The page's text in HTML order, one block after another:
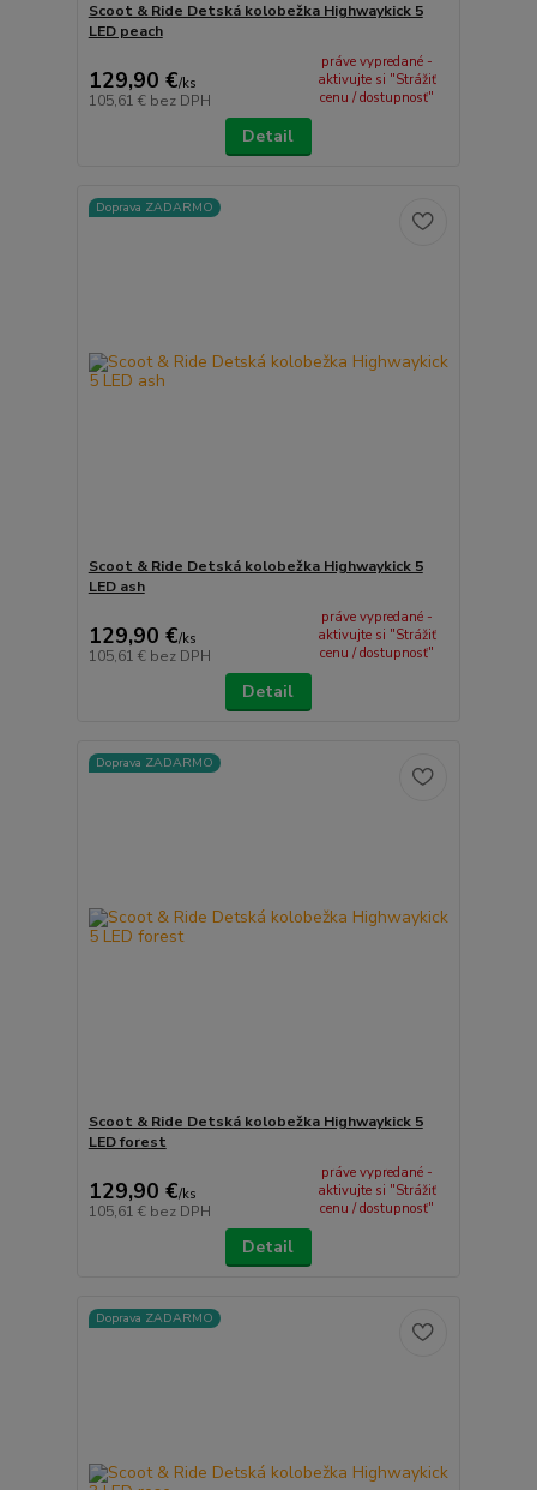
Scoot & Ride Detská kolobežka Highwaykick 5
LED peach
129,90 €/ks
105,61 € bez DPH
práve vypredané -
aktivujte si "Strážiť
cenu / dostupnosť"
Detail
Doprava ZADARMO
Scoot & Ride Detská kolobežka Highwaykick 5
LED ash
129,90 €/ks
105,61 € bez DPH
práve vypredané -
aktivujte si "Strážiť
cenu / dostupnosť"
Detail
Doprava ZADARMO
Scoot & Ride Detská kolobežka Highwaykick 5
LED forest
129,90 €/ks
105,61 € bez DPH
práve vypredané -
aktivujte si "Strážiť
cenu / dostupnosť"
Detail
Doprava ZADARMO